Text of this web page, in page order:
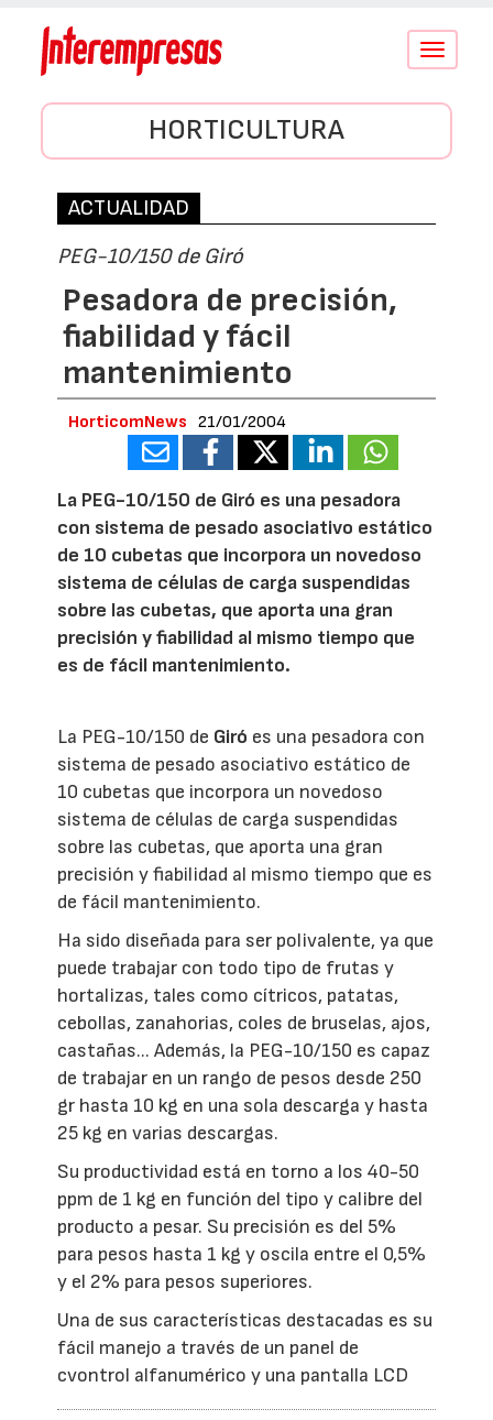
Conmutar
HORTICULTURA
ACTUALIDAD
PEG-10/150 de Giró
Pesadora de precisión,
fiabilidad y fácil
mantenimiento
HorticomNews 21/01/2004
La PEG-10/150 de Giró es una pesadora
con sistema de pesado asociativo estático
de 10 cubetas que incorpora un novedoso
sistema de células de carga suspendidas
sobre las cubetas, que aporta una gran
precisión y fiabilidad al mismo tiempo que
es de fácil mantenimiento.
La PEG-10/150 de Giró es una pesadora con
sistema de pesado asociativo estático de
10 cubetas que incorpora un novedoso
sistema de células de carga suspendidas
sobre las cubetas, que aporta una gran
precisión y fiabilidad al mismo tiempo que es
de fácil mantenimiento.
Ha sido diseñada para ser polivalente, ya que
puede trabajar con todo tipo de frutas y
hortalizas, tales como cítricos, patatas,
cebollas, zanahorias, coles de bruselas, ajos,
castañas... Además, la PEG-10/150 es capaz
de trabajar en un rango de pesos desde 250
gr hasta 10 kg en una sola descarga y hasta
25 kg en varias descargas.
Su productividad está en torno a los 40-50
ppm de 1 kg en función del tipo y calibre del
producto a pesar. Su precisión es del 5%
para pesos hasta 1 kg y oscila entre el 0,5%
y el 2% para pesos superiores.
Una de sus características destacadas es su
fácil manejo a través de un panel de
cvontrol alfanumérico y una pantalla LCD